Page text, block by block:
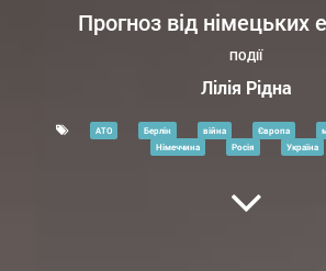
Прогноз від німецьких
ПОДІЇ
Лілія Рідна
АТО Берлін війна Європа
Німеччина
Росія Україна